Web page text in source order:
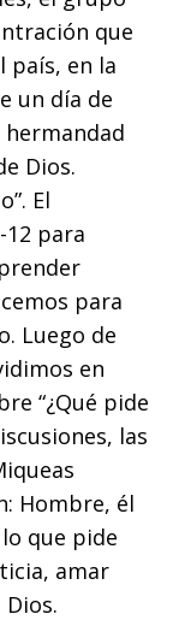
que
país, en la
un día de
Dios.
El
para
para
Luego de
en
“¿Qué pide
las
Hombre, él
que pide
amar